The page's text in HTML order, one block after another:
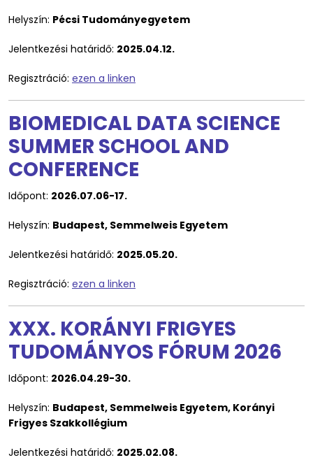
Helyszín: Pécsi Tudományegyetem
Jelentkezési határidő: 2025.04.12.
Regisztráció: ezen a linken
BIOMEDICAL DATA SCIENCE
SUMMER SCHOOL AND
CONFERENCE
Időpont: 2026.07.06-17.
Helyszín: Budapest, Semmelweis Egyetem
Jelentkezési határidő: 2025.05.20.
Regisztráció: ezen a linken
XXX. KORÁNYI FRIGYES
TUDOMÁNYOS FÓRUM 2026
Időpont: 2026.04.29-30.
Helyszín: Budapest, Semmelweis Egyetem, Korányi
Frigyes Szakkollégium
Jelentkezési határidő: 2025.02.08.